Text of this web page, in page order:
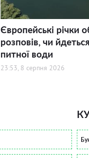
Європейські річки
розповів, чи
питної води
23:53, 8 серпня 2026